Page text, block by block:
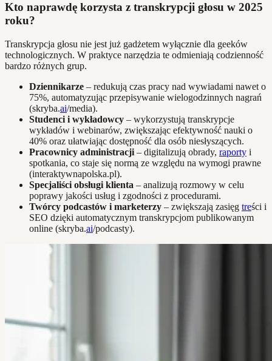
Kto naprawdę korzysta z transkrypcji głosu w 2025
roku?
Transkrypcja głosu nie jest już gadżetem wyłącznie dla geeków
technologicznych. W praktyce narzędzia te odmieniają codzienność
bardzo różnych grup.
Dziennikarze – redukują czas pracy nad wywiadami nawet o
75%, automatyzując przepisywanie wielogodzinnych nagrań
(skryba.ai/media).
Studenci i wykładowcy – wykorzystują transkrypcje
wykładów i webinarów, zwiększając efektywność nauki o
40% oraz ułatwiając dostępność dla osób niesłyszących.
Pracownicy administracji – digitalizują obrady, raporty i
spotkania, co staje się normą ze względu na wymogi prawne
(interaktywnapolska.pl).
Specjaliści obsługi klienta – analizują rozmowy w celu
poprawy jakości usług i zgodności z procedurami.
Twórcy podcastów i marketerzy – zwiększają zasięg treści i
SEO dzięki automatycznym transkrypcjom publikowanym
online (skryba.ai/podcasty).